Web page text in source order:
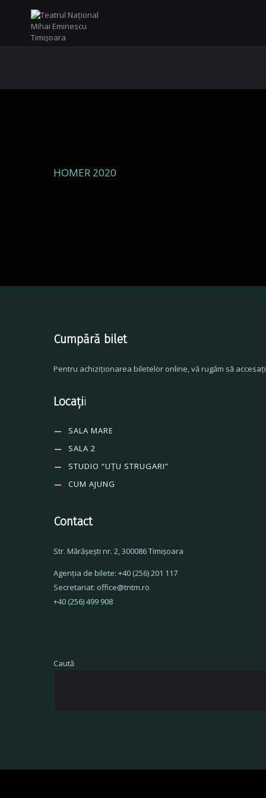
HOMER 2020
Cumpără bilet
Pentru achiziționarea biletelor online, vă rugăm să
Locații
SALA MARE
SALA 2
STUDIO “UȚU STRUGARI”
CUM AJUNG
Contact
Str. Mărăşeşti nr. 2, 300086 Timişoara
Agenţia de bilete: +40 (256) 201 117
Secretariat: office@tntm.ro
+40 (256) 499 908
Caută